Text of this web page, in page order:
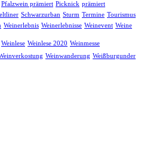
Pfalzwein prämiert Picknick prämiert
Schwarzurban Sturm Termine Tourismus
Weinerlebnis Weinerlebnisse Weinevent Weine
Weinlese Weinlese 2020 Weinmesse
Weinwanderung Weißburgunder